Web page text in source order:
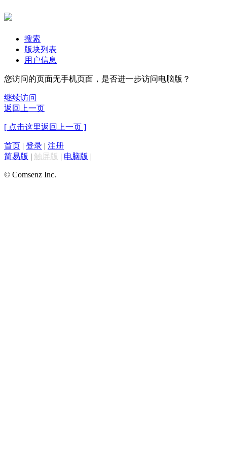
搜索
版块列表
用户信息
您访问的页面无手机页面，是否进一步访问电脑版？
继续访问
返回上一页
[ 点击这里返回上一页 ]
首页 | 登录 | 注册
简易版 | 触屏版 | 电脑版 |
© Comsenz Inc.